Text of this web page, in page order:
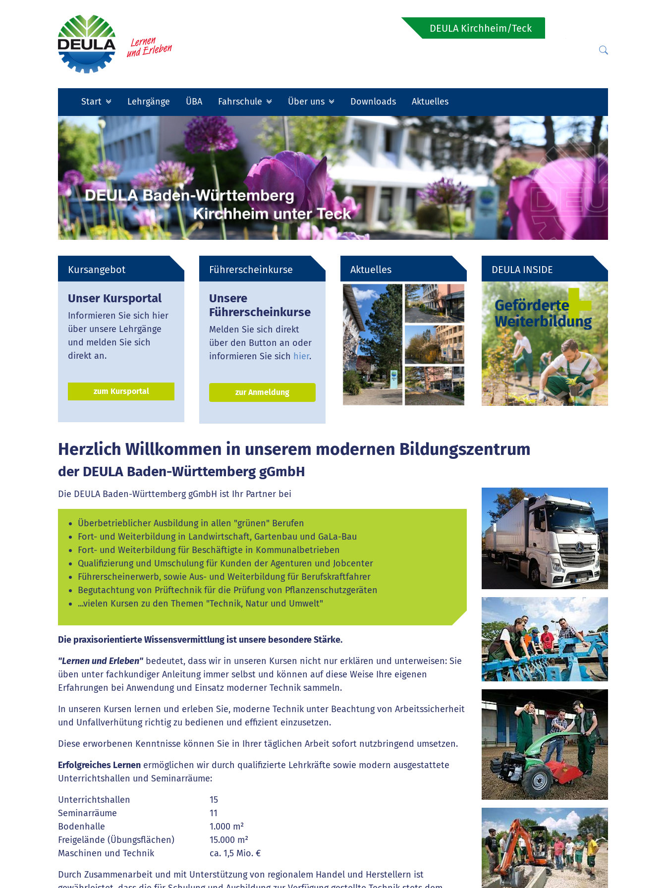
DEULA Kirchheim/Teck
Start Lehrgänge ÜBA Fahrschule Über uns Downloads Aktuelles
Kursangebot
Unser Kursportal
Informieren Sie sich hier
über unsere Lehrgänge
und melden Sie sich
direkt an.
zum Kursportal
Führerscheinkurse
Unsere
Führerscheinkurse
Melden Sie sich direkt
über den Button an oder
informieren Sie sich hier.
zur Anmeldung
Aktuelles DEULA INSIDE
Herzlich Willkommen in unserem modernen Bildungszentrum
der DEULA Baden-Württemberg gGmbH
Die DEULA Baden-Württemberg gGmbH ist Ihr Partner bei
Überbetrieblicher Ausbildung in allen "grünen" Berufen
Fort- und Weiterbildung in Landwirtschaft, Gartenbau und GaLa-Bau
Fort- und Weiterbildung für Beschäftigte in Kommunalbetrieben
Qualifizierung und Umschulung für Kunden der Agenturen und Jobcenter
Führerscheinerwerb, sowie Aus- und Weiterbildung für Berufskraftfahrer
Begutachtung von Prüftechnik für die Prüfung von Pflanzenschutzgeräten
...vielen Kursen zu den Themen "Technik, Natur und Umwelt"
Die praxisorientierte Wissensvermittlung ist unsere besondere Stärke.
"Lernen und Erleben" bedeutet, dass wir in unseren Kursen nicht nur erklären und unterweisen: Sie
üben unter fachkundiger Anleitung immer selbst und können auf diese Weise Ihre eigenen
Erfahrungen bei Anwendung und Einsatz moderner Technik sammeln.
In unseren Kursen lernen und erleben Sie, moderne Technik unter Beachtung von Arbeitssicherheit
und Unfallverhütung richtig zu bedienen und effizient einzusetzen.
Diese erworbenen Kenntnisse können Sie in Ihrer täglichen Arbeit sofort nutzbringend umsetzen.
Erfolgreiches Lernen ermöglichen wir durch qualifizierte Lehrkräfte sowie modern ausgestattete
Unterrichtshallen und Seminarräume:
Unterrichtshallen
15
Seminarräume
11
Bodenhalle
1.000 m²
Freigelände (Übungsflächen)
15.000 m²
Maschinen und Technik
ca. 1,5 Mio. €
Durch Zusammenarbeit und mit Unterstützung von regionalem Handel und Herstellern ist